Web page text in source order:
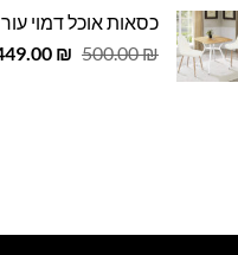
היה:
29.00 ₪.
₪.
כסאות אוכל דמוי
500.00₪
המחיר
₪